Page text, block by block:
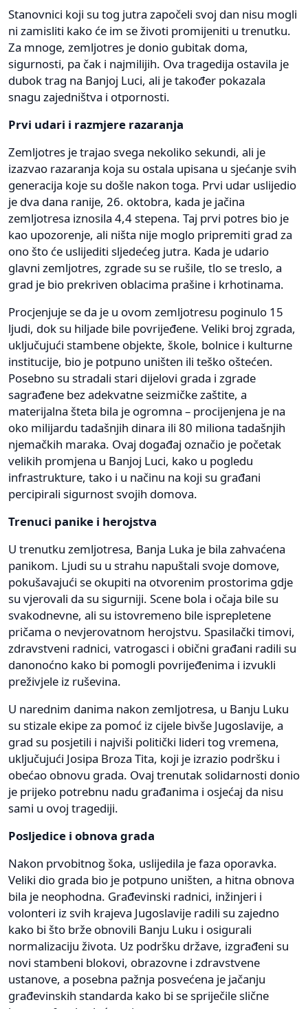
Stanovnici koji su tog jutra započeli svoj dan nisu mogli
ni zamisliti kako će im se životi promijeniti u trenutku.
Za mnoge, zemljotres je donio gubitak doma,
sigurnosti, pa čak i najmilijih. Ova tragedija ostavila je
dubok trag na Banjoj Luci, ali je također pokazala
snagu zajedništva i otpornosti.
Prvi udari i razmjere razaranja
Zemljotres je trajao svega nekoliko sekundi, ali je
izazvao razaranja koja su ostala upisana u sjećanje svih
generacija koje su došle nakon toga. Prvi udar uslijedio
je dva dana ranije, 26. oktobra, kada je jačina
zemljotresa iznosila 4,4 stepena. Taj prvi potres bio je
kao upozorenje, ali ništa nije moglo pripremiti grad za
ono što će uslijediti sljedećeg jutra. Kada je udario
glavni zemljotres, zgrade su se rušile, tlo se treslo, a
grad je bio prekriven oblacima prašine i krhotinama.
Procjenjuje se da je u ovom zemljotresu poginulo 15
ljudi, dok su hiljade bile povrijeđene. Veliki broj zgrada,
uključujući stambene objekte, škole, bolnice i kulturne
institucije, bio je potpuno uništen ili teško oštećen.
Posebno su stradali stari dijelovi grada i zgrade
sagrađene bez adekvatne seizmičke zaštite, a
materijalna šteta bila je ogromna – procijenjena je na
oko milijardu tadašnjih dinara ili 80 miliona tadašnjih
njemačkih maraka. Ovaj događaj označio je početak
velikih promjena u Banjoj Luci, kako u pogledu
infrastrukture, tako i u načinu na koji su građani
percipirali sigurnost svojih domova.
Trenuci panike i herojstva
U trenutku zemljotresa, Banja Luka je bila zahvaćena
panikom. Ljudi su u strahu napuštali svoje domove,
pokušavajući se okupiti na otvorenim prostorima gdje
su vjerovali da su sigurniji. Scene bola i očaja bile su
svakodnevne, ali su istovremeno bile isprepletene
pričama o nevjerovatnom herojstvu. Spasilački timovi,
zdravstveni radnici, vatrogasci i obični građani radili su
danonoćno kako bi pomogli povrijeđenima i izvukli
preživjele iz ruševina.
U narednim danima nakon zemljotresa, u Banju Luku
su stizale ekipe za pomoć iz cijele bivše Jugoslavije, a
grad su posjetili i najviši politički lideri tog vremena,
uključujući Josipa Broza Tita, koji je izrazio podršku i
obećao obnovu grada. Ovaj trenutak solidarnosti donio
je prijeko potrebnu nadu građanima i osjećaj da nisu
sami u ovoj tragediji.
Posljedice i obnova grada
Nakon prvobitnog šoka, uslijedila je faza oporavka.
Veliki dio grada bio je potpuno uništen, a hitna obnova
bila je neophodna. Građevinski radnici, inžinjeri i
volonteri iz svih krajeva Jugoslavije radili su zajedno
kako bi što brže obnovili Banju Luku i osigurali
normalizaciju života. Uz podršku države, izgrađeni su
novi stambeni blokovi, obrazovne i zdravstvene
ustanove, a posebna pažnja posvećena je jačanju
građevinskih standarda kako bi se spriječile slične